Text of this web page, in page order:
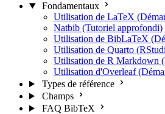
Fondamentaux
Utilisation de LaTeX
Natbib (Tutoriel approfondi)
Utilisation de BibLaTeX
Utilisation de Quarto
Utilisation de R Markdown
Utilisation d'Overleaf
Types de référence
Champs
FAQ BibTeX